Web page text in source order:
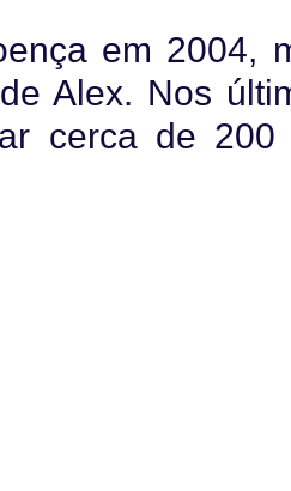
em 2004,
Alex. Nos
cerca de 200